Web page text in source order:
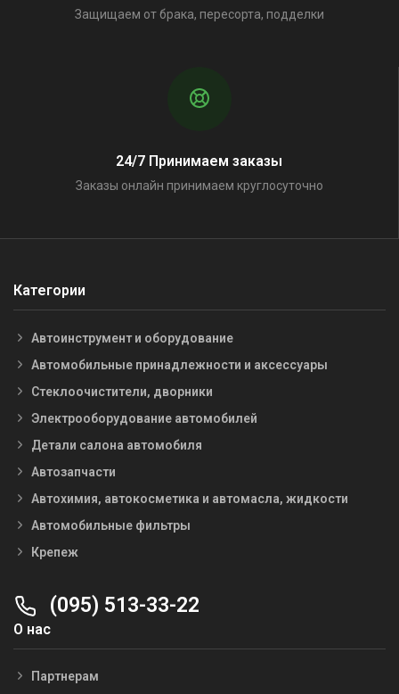
Защищаем от брака, пересорта, подделки
24/7 Принимаем заказы
Заказы онлайн принимаем круглосуточно
Категории
Автоинструмент и оборудование
Автомобильные принадлежности и аксессуары
Стеклоочистители, дворники
Электрооборудование автомобилей
Детали салона автомобиля
Автозапчасти
Автохимия, автокосметика и автомасла, жидкости
Автомобильные фильтры
Крепеж
(095) 513-33-22
О нас
Партнерам